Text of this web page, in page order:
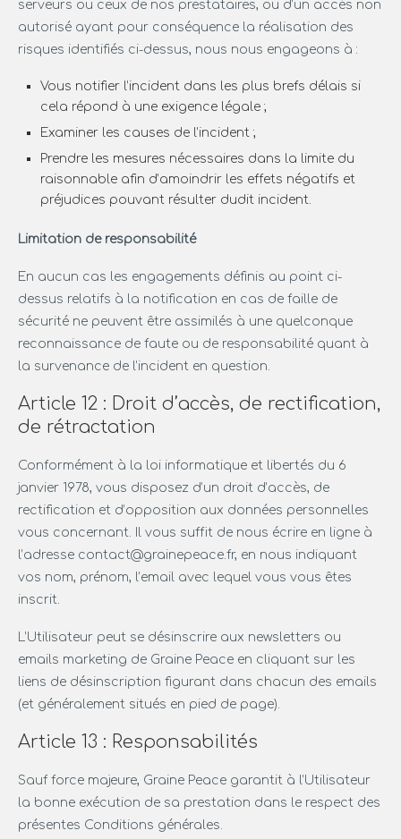
serveurs ou ceux de nos prestataires, ou d’un accès non
autorisé ayant pour conséquence la réalisation des
risques identifiés ci-dessus, nous nous engageons à :
Vous notifier l’incident dans les plus brefs délais si
cela répond à une exigence légale ;
Examiner les causes de l’incident ;
Prendre les mesures nécessaires dans la limite du
raisonnable afin d’amoindrir les effets négatifs et
préjudices pouvant résulter dudit incident.
Limitation de responsabilité
En aucun cas les engagements définis au point ci-
dessus relatifs à la notification en cas de faille de
sécurité ne peuvent être assimilés à une quelconque
reconnaissance de faute ou de responsabilité quant à
la survenance de l’incident en question.
Article 12 : Droit d’accès, de rectification,
de rétractation
Conformément à la loi informatique et libertés du 6
janvier 1978, vous disposez d’un droit d’accès, de
rectification et d’opposition aux données personnelles
vous concernant. Il vous suffit de nous écrire en ligne à
l’adresse contact@grainepeace.fr, en nous indiquant
vos nom, prénom, l’email avec lequel vous vous êtes
inscrit.
L’Utilisateur peut se désinscrire aux newsletters ou
emails marketing de Graine Peace en cliquant sur les
liens de désinscription figurant dans chacun des emails
(et généralement situés en pied de page).
Article 13 : Responsabilités
Sauf force majeure, Graine Peace garantit à l’Utilisateur
la bonne exécution de sa prestation dans le respect des
présentes Conditions générales.